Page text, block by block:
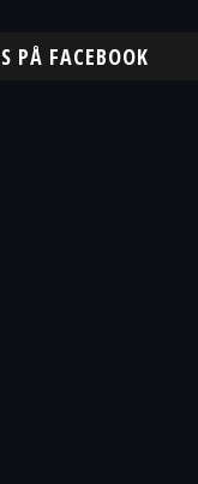
PÅ FACEBOOK